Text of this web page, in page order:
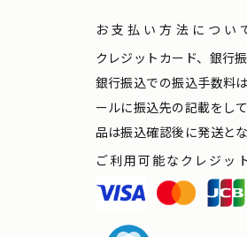
お支払い方法につい
クレジットカード、銀行
銀行振込での振込手数料
ールに振込先の記載をし
品は振込確認後に発送とな
ご利用可能なクレジッ